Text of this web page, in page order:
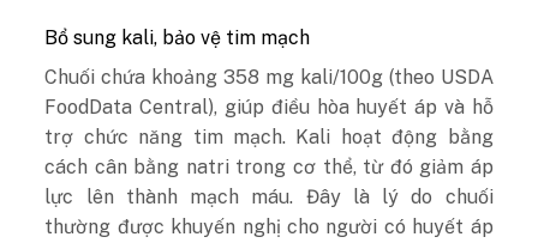
Bổ sung kali, bảo vệ tim mạch
Chuối chứa khoảng 358 mg kali/100g (theo USDA
FoodData Central), giúp điều hòa huyết áp và hỗ
trợ chức năng tim mạch. Kali hoạt động bằng
cách cân bằng natri trong cơ thể, từ đó giảm áp
lực lên thành mạch máu. Đây là lý do chuối
thường được khuyến nghị cho người có huyết áp